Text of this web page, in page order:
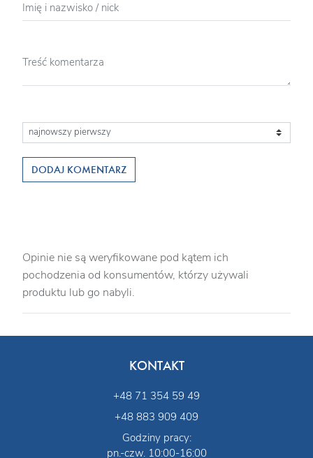
DODAJ KOMENTARZ
Opinie nie są weryfikowane pod kątem ich
pochodzenia od konsumentów, którzy używali
produktu lub go nabyli.
KONTAKT
+48 71 354 59 49
+48 883 909 409
Godziny pracy:
pn.-czw. 10:00-16:00